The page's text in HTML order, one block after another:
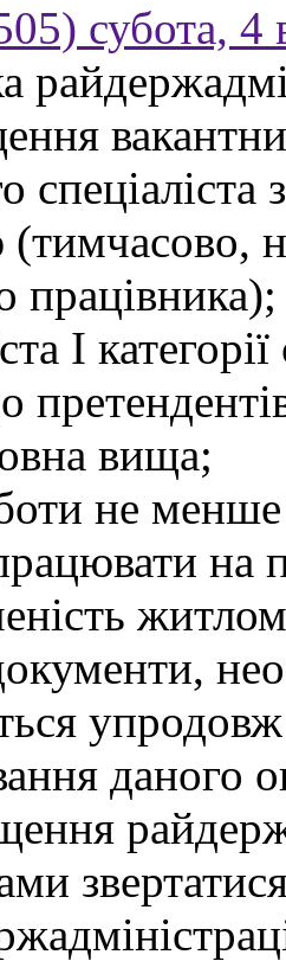
субота, 4
спеціаліста
працівника);
І
вища;
не
на
упродовж
даного